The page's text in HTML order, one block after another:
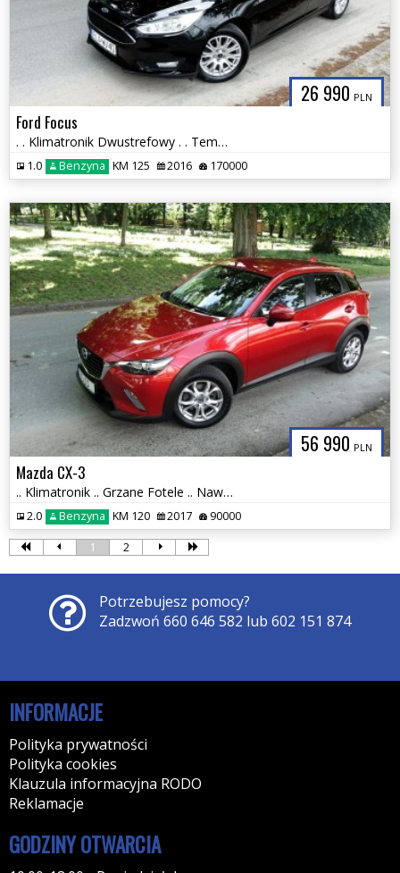
26 990 PLN
Ford Focus
. . Klimatronik Dwustrefowy . . Tempomat . . Aluminiowe Felgi . .
1.0 Benzyna KM 125 2016 170000
56 990 PLN
Mazda CX-3
.. Klimatronik .. Grzane Fotele .. Nawigacja .. Czujniki parkowania .
2.0 Benzyna KM 120 2017 90000
1 2
Potrzebujesz pomocy?
Zadzwoń 660 646 582 lub 602 151 874
INFORMACJE
Polityka prywatności
Polityka cookies
Klauzula informacyjna RODO
Reklamacje
GODZINY OTWARCIA